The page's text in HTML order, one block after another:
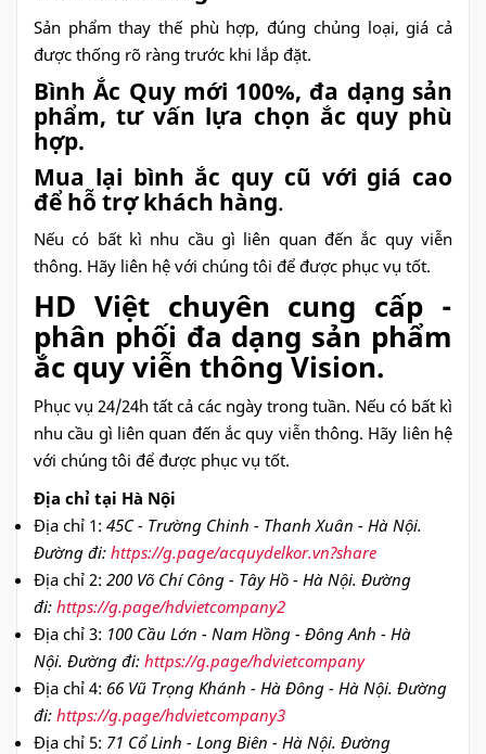
Sản phẩm thay thế phù hợp, đúng chủng loại, giá cả
được thống rõ ràng trước khi lắp đặt.
Bình Ắc Quy mới 100%, đa dạng sản
phẩm, tư vấn lựa chọn ắc quy phù
hợp.
Mua lại bình ắc quy cũ với giá cao
để hỗ trợ khách hàng.
Nếu có bất kì nhu cầu gì liên quan đến ắc quy viễn
thông. Hãy liên hệ với chúng tôi để được phục vụ tốt.
HD Việt chuyên cung cấp -
phân phối đa dạng sản phẩm
ắc quy viễn thông Vision.
Phục vụ 24/24h tất cả các ngày trong tuần. Nếu có bất kì
nhu cầu gì liên quan đến ắc quy viễn thông. Hãy liên hệ
với chúng tôi để được phục vụ tốt.
Địa chỉ tại Hà Nội
Địa chỉ 1: 45C - Trường Chinh - Thanh Xuân - Hà Nội.
Đường đi: https://g.page/acquydelkor.vn?share
Địa chỉ 2: 200 Võ Chí Công - Tây Hồ - Hà Nội. Đường
đi: https://g.page/hdvietcompany2
Địa chỉ 3: 100 Cầu Lớn - Nam Hồng - Đông Anh - Hà
Nội. Đường đi: https://g.page/hdvietcompany
Địa chỉ 4: 66 Vũ Trọng Khánh - Hà Đông - Hà Nội. Đường
đi: https://g.page/hdvietcompany3
Địa chỉ 5: 71 Cổ Linh - Long Biên - Hà Nội. Đường